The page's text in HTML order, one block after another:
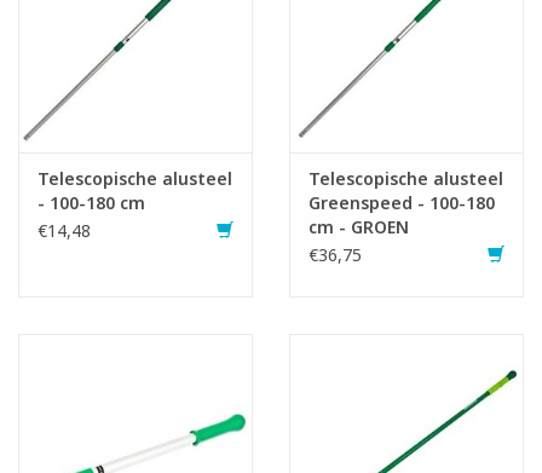
Telescopische alusteel
- 100-180 cm
€14,48
Telescopische alusteel
Greenspeed - 100-180
cm - GROEN
€36,75